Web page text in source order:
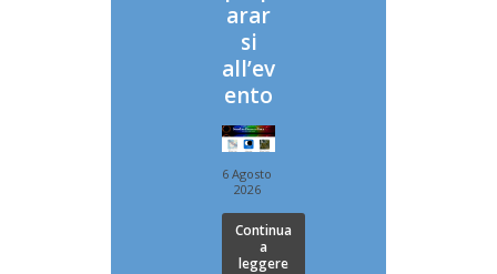
arar
si
all’ev
ento
6 Agosto
2026
Continua
a
leggere